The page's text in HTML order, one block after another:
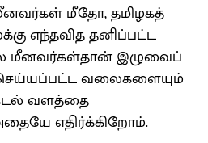
மீதோ, தமிழகத்
எந்தவித தனிப்பட்ட
மீனவர்கள்தான் இழுவைப்
வலைகளையும்
வளத்தை
எதிர்க்கிறோம்.